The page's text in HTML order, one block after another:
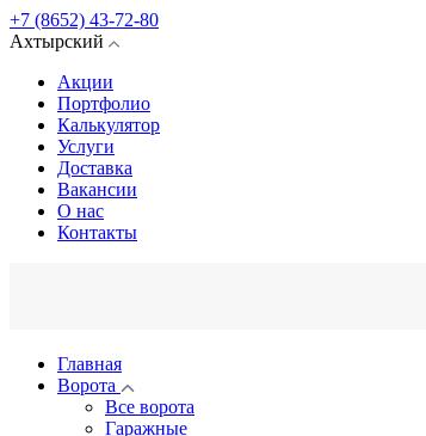
+7 (8652) 43-72-80
Ахтырский
Акции
Портфолио
Калькулятор
Услуги
Доставка
Вакансии
О нас
Контакты
Главная
Ворота
Все ворота
Гаражные